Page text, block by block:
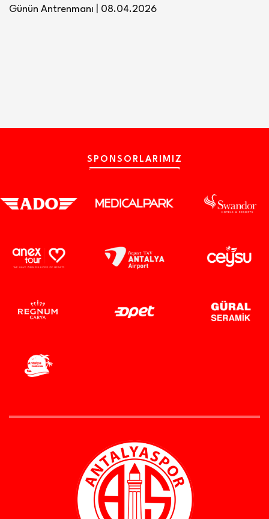
Günün Antrenmanı | 08.04.2026
SPONSORLARIMIZ